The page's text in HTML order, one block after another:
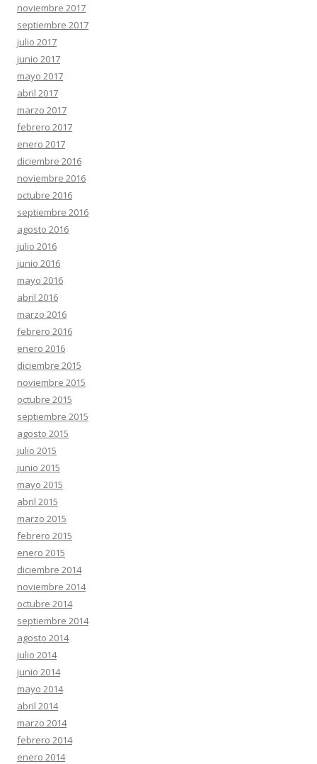
noviembre 2017
septiembre 2017
julio 2017
junio 2017
mayo 2017
abril 2017
marzo 2017
febrero 2017
enero 2017
diciembre 2016
noviembre 2016
octubre 2016
septiembre 2016
agosto 2016
julio 2016
junio 2016
mayo 2016
abril 2016
marzo 2016
febrero 2016
enero 2016
diciembre 2015
noviembre 2015
octubre 2015
septiembre 2015
agosto 2015
julio 2015
junio 2015
mayo 2015
abril 2015
marzo 2015
febrero 2015
enero 2015
diciembre 2014
noviembre 2014
octubre 2014
septiembre 2014
agosto 2014
julio 2014
junio 2014
mayo 2014
abril 2014
marzo 2014
febrero 2014
enero 2014